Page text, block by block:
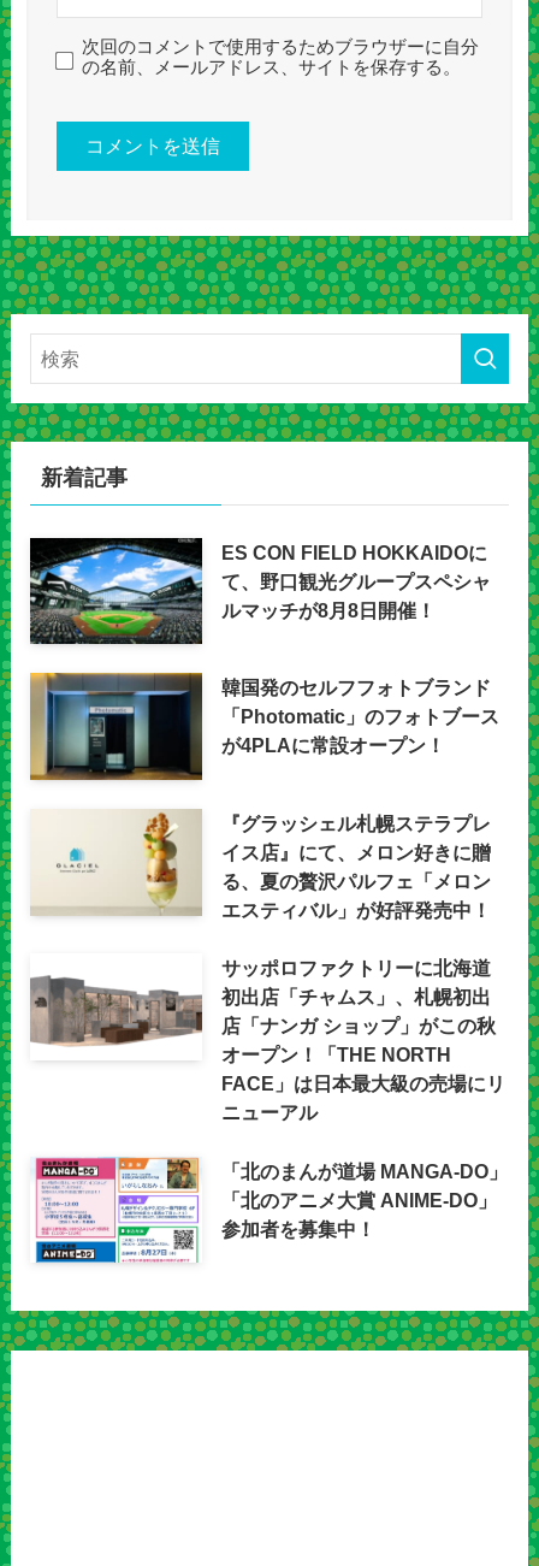
次回のコメントで使用するためブラウザーに自分
の名前、メールアドレス、サイトを保存する。
新着記事
ES CON FIELD HOKKAIDOに
て、野口観光グループスペシャ
ルマッチが8月8日開催！
韓国発のセルフフォトブランド
「Photomatic」のフォトブース
が4PLAに常設オープン！
『グラッシェル札幌ステラプレ
イス店』にて、メロン好きに贈
る、夏の贅沢パルフェ「メロン
エスティバル」が好評発売中！
サッポロファクトリーに北海道
初出店「チャムス」、札幌初出
店「ナンガ ショップ」がこの秋
オープン！「THE NORTH
FACE」は日本最大級の売場にリ
ニューアル
「北のまんが道場 MANGA-DO」
「北のアニメ大賞 ANIME-DO」
参加者を募集中！